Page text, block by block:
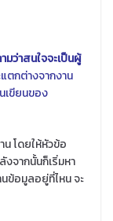
ว่าสนใจจะเป็นผู้
ตกต่างจากงาน
เขียนของ
น โดยให้หัวข้อ
งจากนั้นก็เริ่มหา
นข้อมูลอยู่ที่ไหน จะ